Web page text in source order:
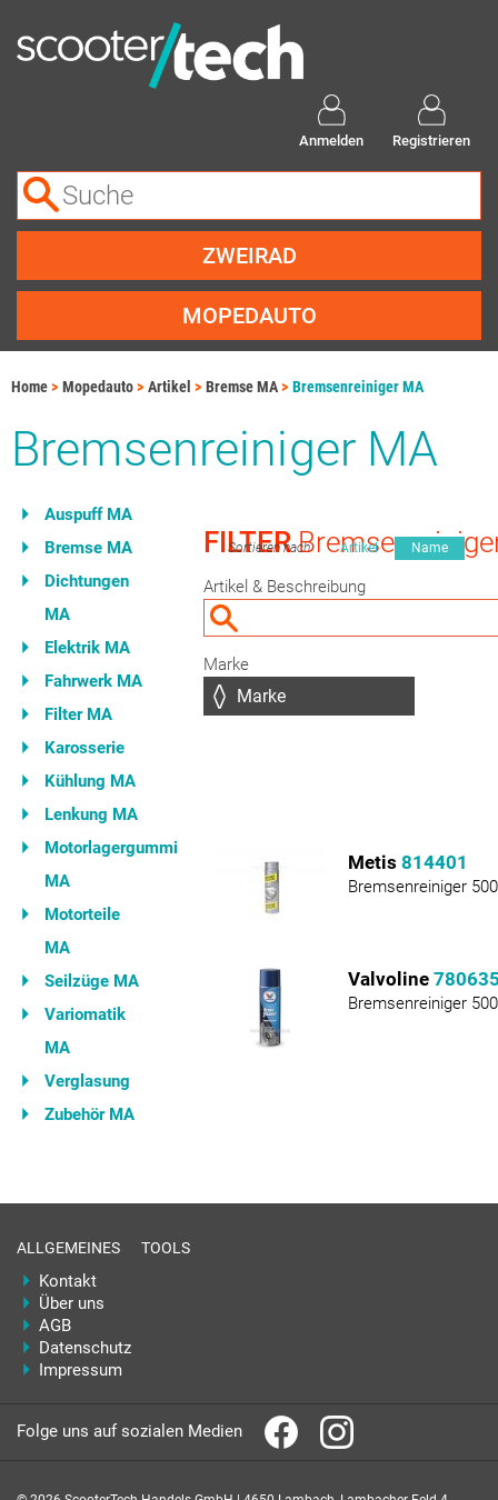
Anmelden Registrieren
ZWEIRAD
MOPEDAUTO
Home Mopedauto Artikel Bremse MA Bremsenreiniger MA
Bremsenreiniger MA
Auspuff MA
Bremse MA
Dichtungen
MA
Elektrik MA
Fahrwerk MA
Filter MA
Karosserie
Kühlung MA
Lenkung MA
Motorlagergummi
MA
Motorteile
MA
Seilzüge MA
Variomatik
MA
Verglasung
Zubehör MA
FILTER
Sortieren nach Artikel Name
Artikel & Beschreibung
Marke
Metis 814401
Bremsenreiniger
Valvoline
Bremsenreiniger
ALLGEMEINES
Kontakt
Über uns
AGB
Datenschutz
Impressum
TOOLS
Folge uns auf sozialen Medien